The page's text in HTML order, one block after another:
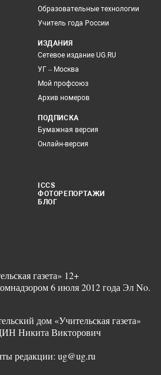
Образовательные технологии
Учитель года России
ИЗДАНИЯ
Сетевое издание UG.RU
УГ – Москва
Мой профсоюз
Архив номеров
ПОДПИСКА
Бумажная версия
Онлайн-версия
ICCS
ФОТОРЕПОРТАЖИ
БЛОГ
газета» 12+
6 июля 2012 года Эл No.
дом «Учительская газета»
Никита Викторович
редакции: ug@ug.ru